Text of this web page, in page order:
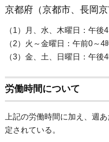
京都府（京都市、長岡
（1）月、水、木曜日：午後
（2）火～金曜日：午前0～4
（3）金、土、日曜日：午後
労働時間について
上記の労働時間に加え、週
定されている。